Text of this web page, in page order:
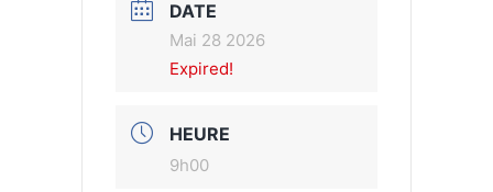
DATE
Mai 28 2026
Expired!
HEURE
9h00